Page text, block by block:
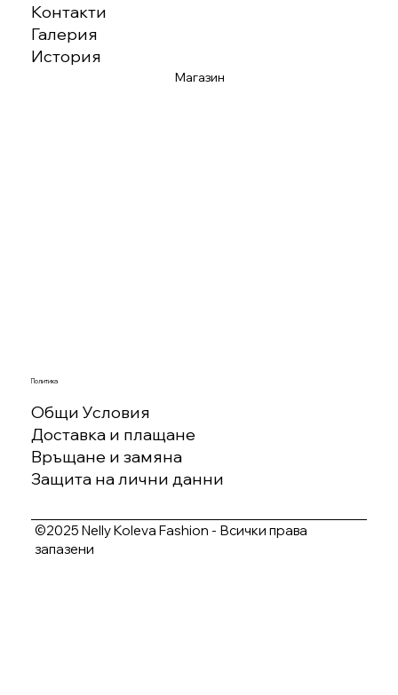
Контакти
Галерия
История
Магазин
Политика
Общи Условия
Доставка и плащане
Връщане и замяна
Защита на лични данни
©2025 Nelly Koleva Fashion - Всички права
запазени